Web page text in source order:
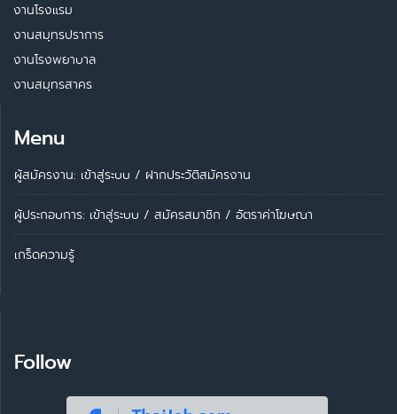
งานโรงแรม
งานสมุทรปราการ
งานโรงพยาบาล
งานสมุทรสาคร
Menu
ผู้สมัครงาน: เข้าสู่ระบบ / ฝากประวัติสมัครงาน
ผู้ประกอบการ: เข้าสู่ระบบ / สมัครสมาชิก / อัตราค่าโฆษณา
เกร็ดความรู้
Follow